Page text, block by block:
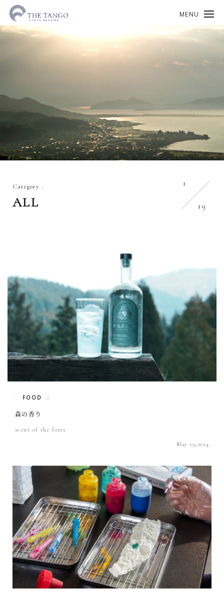
MENU
Category :
ALL
1
19
FOOD
森の香り
scent of the fores
May 19,2024